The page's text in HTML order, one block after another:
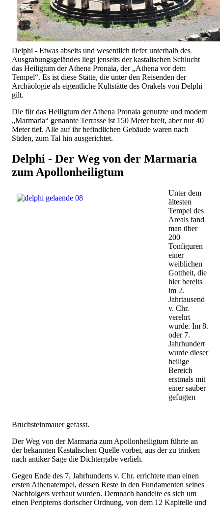
Delphi - Etwas abseits und wesentlich tiefer unterhalb des
Ausgrabungsgeländes liegt jenseits der kastalischen Schlucht
das Heiligtum der Athena Pronaia, der „Athena vor dem
Tempel“. Es ist diese Stätte, die unter den Reisenden der
Archäologie als eigentliche Kultstätte des Orakels von Delphi
gilt.
Die für das Heiligtum der Athena Pronaia genutzte und modern
„Marmaria“ genannte Terrasse ist 150 Meter breit, aber nur 40
Meter tief. Alle auf ihr befindlichen Gebäude waren nach
Süden, zum Tal hin ausgerichtet.
Delphi - Der Weg von der Marmaria
zum Apollonheiligtum
Unter dem
ältesten
Tempel des
Areals fand
man über
200
Tonfiguren
einer
weiblichen
Gottheit, die
hier bereits
im 2.
Jahrtausend
v. Chr.
verehrt
wurde. Im 8.
oder 7.
Jahrhundert
wurde dieser
heilige
Bereich
erstmals mit
einer sauber
gefugten
Bruchsteinmauer gefasst.
Der Weg von der Marmaria zum Apollonheiligtum führte an
der bekannten Kastalischen Quelle vorbei, aus der zu trinken
nach antiker Sage die Dichtergabe verlieh.
Gegen Ende des 7. Jahrhunderts v. Chr. errichtete man einen
ersten Athenatempel, dessen Reste in den Fundamenten seines
Nachfolgers verbaut wurden. Demnach handelte es sich um
einen Peripteros dorischer Ordnung, von dem 12 Kapitelle und